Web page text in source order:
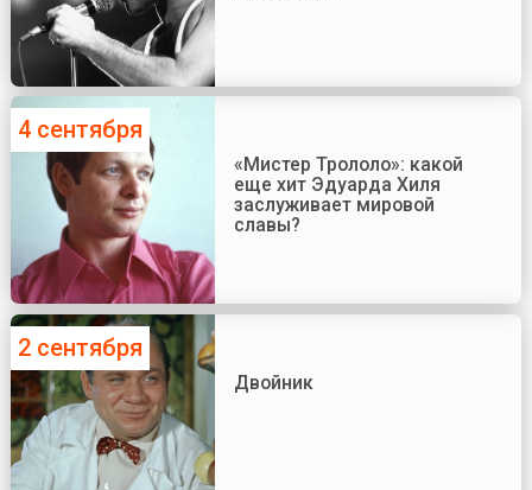
4 сентября
«Мистер Трололо»: какой
еще хит Эдуарда Хиля
заслуживает мировой
славы?
2 сентября
Двойник